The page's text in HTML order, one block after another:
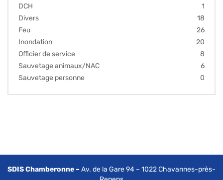
DCH
1
Divers
18
Feu
26
Inondation
20
Officier de service
8
Sauvetage animaux/NAC
6
Sauvetage personne
0
SDIS Chamberonne –Av. de la Gare 94 – 1022 Chavannes-près-